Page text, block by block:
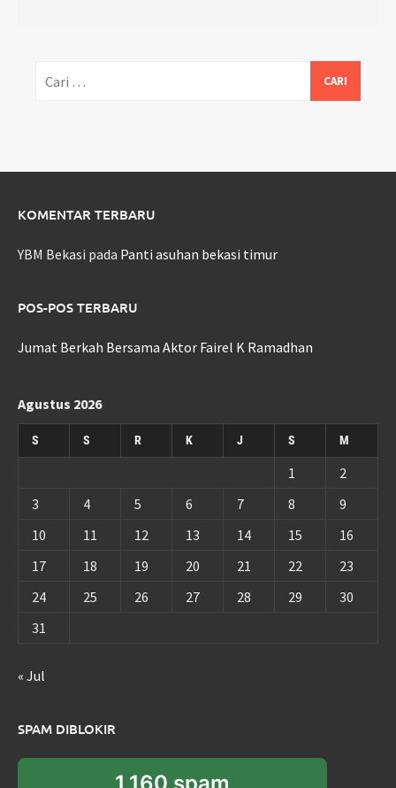
untuk:
KOMENTAR TERBARU
YBM Bekasi pada Panti asuhan bekasi timur
POS-POS TERBARU
Jumat Berkah Bersama Aktor Fairel K Ramadhan
Agustus 2026
S S R K J S M
1
2
3
4 5 6 7 8
9
10
11 12 13 14 15
16
17
18 19 20 21 22
23
24
25 26 27 28 29
30
31
« Jul
SPAM DIBLOKIR